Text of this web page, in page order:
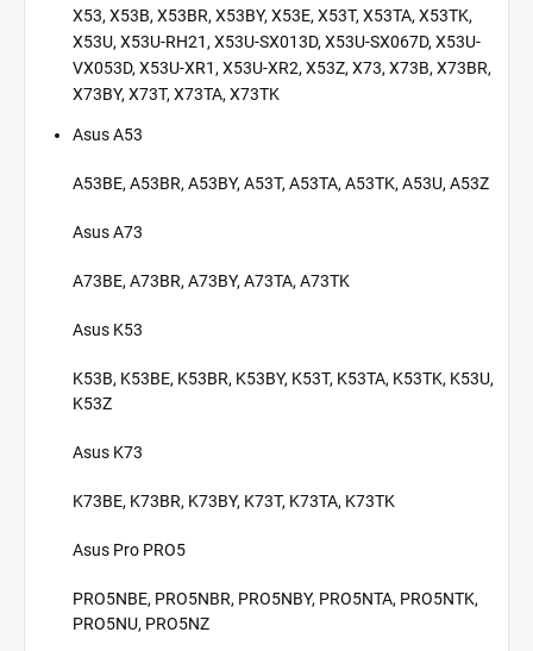
X53, X53B, X53BR, X53BY, X53E, X53T, X53TA, X53TK,
X53U, X53U-RH21, X53U-SX013D, X53U-SX067D, X53U-
VX053D, X53U-XR1, X53U-XR2, X53Z, X73, X73B, X73BR,
X73BY, X73T, X73TA, X73TK
Asus A53
A53BE, A53BR, A53BY, A53T, A53TA, A53TK, A53U, A53Z
Asus A73
A73BE, A73BR, A73BY, A73TA, A73TK
Asus K53
K53B, K53BE, K53BR, K53BY, K53T, K53TA, K53TK, K53U,
K53Z
Asus K73
K73BE, K73BR, K73BY, K73T, K73TA, K73TK
Asus Pro PRO5
PRO5NBE, PRO5NBR, PRO5NBY, PRO5NTA, PRO5NTK,
PRO5NU, PRO5NZ